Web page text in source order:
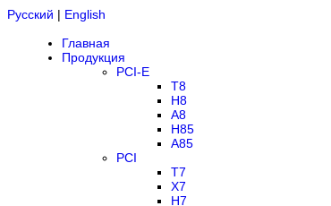
Русский | English
Главная
Продукция
PCI-E
T8
H8
A8
H85
A85
PCI
T7
X7
H7